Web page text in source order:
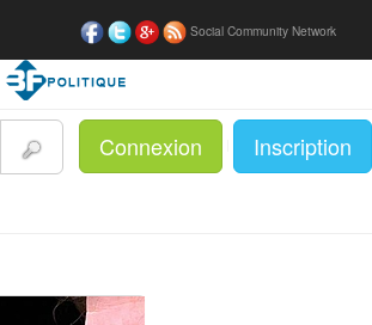
Connexion Inscription
Social Community Network